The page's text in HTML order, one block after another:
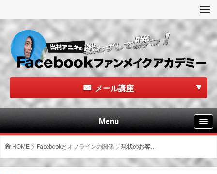
メール講座
Menu
HOME Facebookとオフラインの関係 現状のお客...